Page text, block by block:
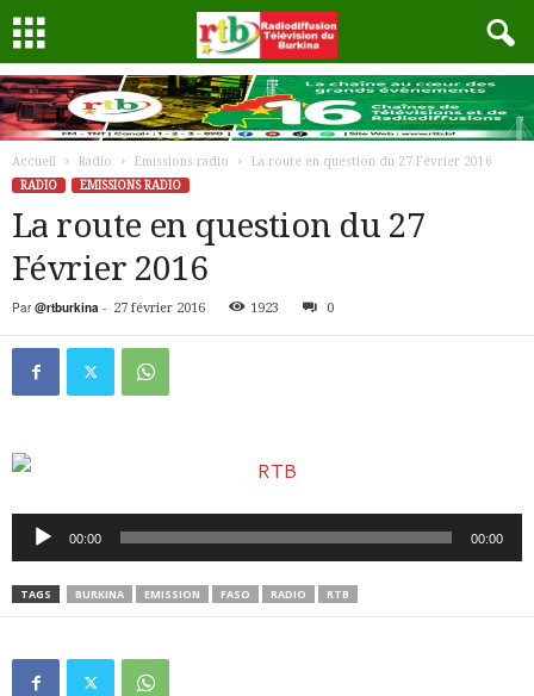
Accueil Radio Emissions radio
La route en question du 27 Février 2016
RADIO
EMISSIONS RADIO
La route en question du 27
Février 2016
Par @rtburkina - 27 février 2016 1923 0
Lecteur
audio
00:00 00:00
TAGS BURKINA EMISSION FASO RADIO RTB